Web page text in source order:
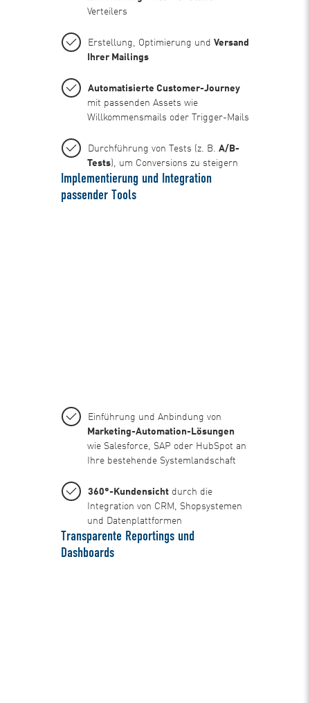
Verteilers
Erstellung, Optimierung und Versand
Ihrer Mailings
Automatisierte Customer-Journey
mit passenden Assets wie
Willkommensmails oder Trigger-Mails
Durchführung von Tests (z. B. A/B-
Tests), um Conversions zu steigern
Implementierung und Integration
passender Tools
Einführung und Anbindung von
Marketing-Automation-Lösungen
wie Salesforce, SAP oder HubSpot an
Ihre bestehende Systemlandschaft
360°-Kundensichtdurch die
Integration von CRM, Shopsystemen
und Datenplattformen
Transparente Reportings und
Dashboards